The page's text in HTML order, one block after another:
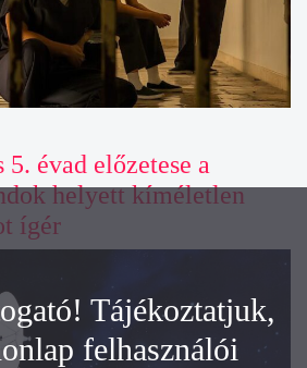
évad előzetese a
helyett kíméletlen
ígér
Tájékoztatjuk,
felhasználói